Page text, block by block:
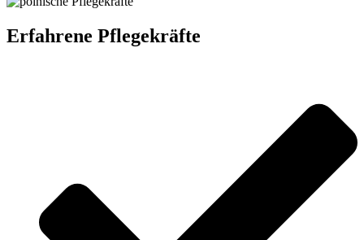
Erfahrene Pflegekräfte